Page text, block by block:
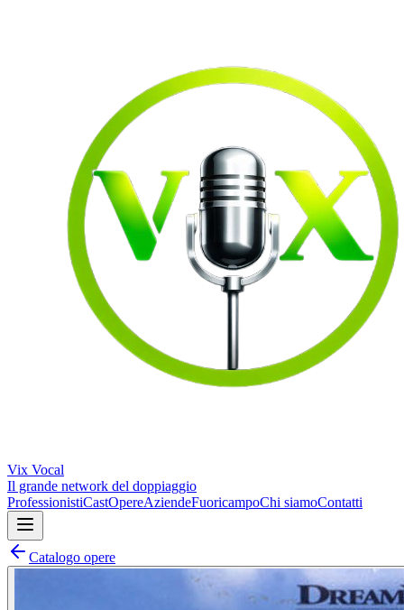
Vix Vocal
Il grande network del doppiaggio
ProfessionistiCastOpereAziendeFuoricampoChi siamoContatti
Catalogo opere